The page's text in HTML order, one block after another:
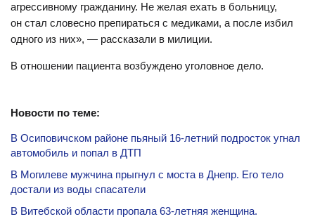
агрессивному гражданину. Не желая ехать в больницу,
он стал словесно препираться с медиками, а после избил
одного из них», — рассказали в милиции.
В отношении пациента возбуждено уголовное дело.
Новости по теме:
В Осиповичском районе пьяный 16-летний подросток угнал
автомобиль и попал в ДТП
В Могилеве мужчина прыгнул с моста в Днепр. Его тело
достали из воды спасатели
В Витебской области пропала 63-летняя женщина.